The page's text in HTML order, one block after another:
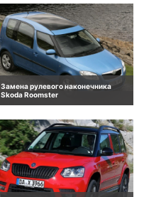
Замена рулевого наконечника
Skoda Roomster